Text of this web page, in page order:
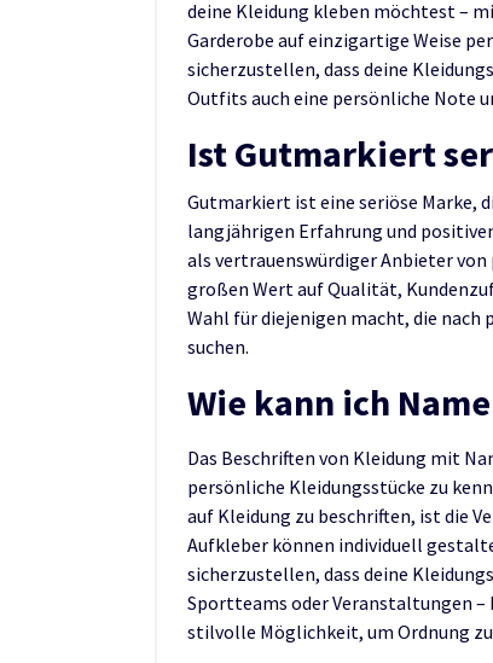
deine Kleidung kleben möchtest –
Garderobe auf einzigartige Weise
sicherzustellen, dass deine
Outfits auch eine persönliche Note
Ist Gutmarkiert
Gutmarkiert ist eine seriöse Marke,
langjährigen Erfahrung und
als vertrauenswürdiger Anbieter
großen Wert auf Qualität,
Wahl für diejenigen macht, die
suchen.
Wie kann ich
Das Beschriften von Kleidung mit
persönliche Kleidungsstücke zu
auf Kleidung zu beschriften, ist die
Aufkleber können individuell
sicherzustellen, dass deine
Sportteams oder Veranstaltungen –
stilvolle Möglichkeit, um Ordnung